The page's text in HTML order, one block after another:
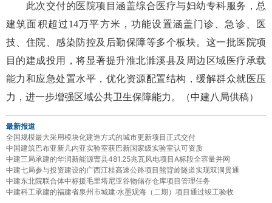
此次交付的医院项目涵盖综合医疗与妇幼专科服务，总
建筑面积超过14万平方米，功能设置涵盖门诊、急诊、医
技、住院、感染防控及后勤保障等多个板块。这一批医院项
目的建成投用，将显著提升淮北濉溪县及周边区域医疗承载
能力和应急处置水平，优化资源配置结构，缓解群众就医压
力，进一步增强区域公共卫生保障能力。（中建八局供稿）
最新报道
全国规模最大采用模块化建造方式的城市更新项目正式交付
中国建筑巴布亚新几内亚实验室获巴新国家级实验室认可资质
中建三局承建的华润新能源曹县481.25兆瓦风电项目A标段全容量并网
中建七局参与投资建设的广西江桂高速公路项目熊背岭隧道实现双洞贯通
中建东北院联合体中标援毛里塔尼亚谷物储存仓库项目管理任务
中建科工承建的福建省泉州市城建·水墨观海（二期）项目通过竣工验收